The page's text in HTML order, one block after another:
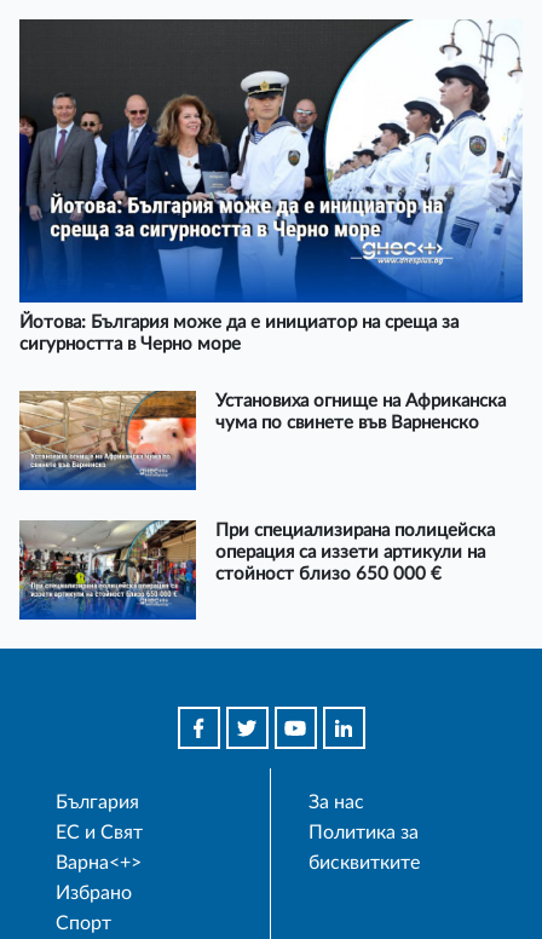
Йотова: България може да е инициатор на среща за
сигурността в Черно море
Установиха огнище на Африканска
чума по свинете във Варненско
При специализирана полицейска
операция са иззети артикули на
стойност близо 650 000 €
България
ЕС и Свят
Варна<+>
Избрано
Спорт
За нас
Политика за
бисквитките